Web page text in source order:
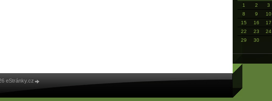
1
2 3
8
9 10
15
16 17
22
23 24
29
30
eStránky.cz